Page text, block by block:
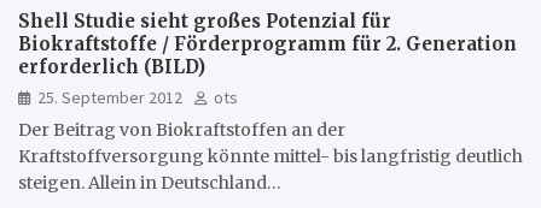
Shell Studie sieht großes Potenzial für
Biokraftstoffe / Förderprogramm für 2. Generation
erforderlich (BILD)
25. September 2012
ots
Der Beitrag von Biokraftstoffen an der
Kraftstoffversorgung könnte mittel- bis langfristig deutlich
steigen. Allein in Deutschland…